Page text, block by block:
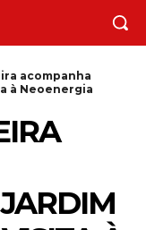
acompanha
à Neoenergia